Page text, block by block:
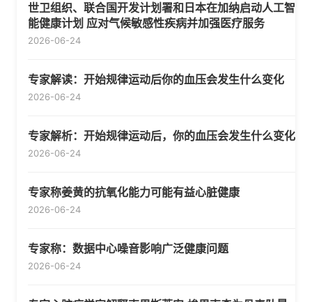
世卫组织、联合国开发计划署和日本在加纳启动人工智
能健康计划 应对气候敏感性疾病并加强医疗服务
2026-06-24
专家解读：开始规律运动后你的血压会发生什么变化
2026-06-24
专家解析：开始规律运动后，你的血压会发生什么变化
2026-06-24
专家称姜黄的抗氧化能力可能有益心脏健康
2026-06-24
专家称：数据中心噪音影响广泛健康问题
2026-06-24